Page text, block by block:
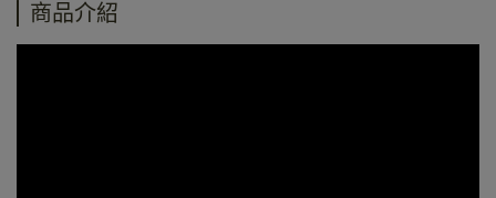
商品介紹